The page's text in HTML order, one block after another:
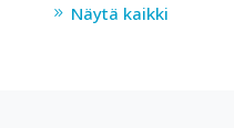
Näytä kaikki